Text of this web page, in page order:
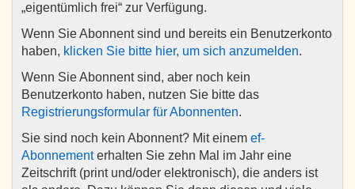
„eigentümlich frei“ zur Verfügung.
Wenn Sie Abonnent sind und bereits ein Benutzerkonto
haben, klicken Sie bitte hier, um sich anzumelden.
Wenn Sie Abonnent sind, aber noch kein
Benutzerkonto haben, nutzen Sie bitte das
Registrierungsformular für Abonnenten.
Sie sind noch kein Abonnent? Mit einem ef-
Abonnementerhalten Sie zehn Mal im Jahr eine
Zeitschrift (print und/oder elektronisch), die anders ist